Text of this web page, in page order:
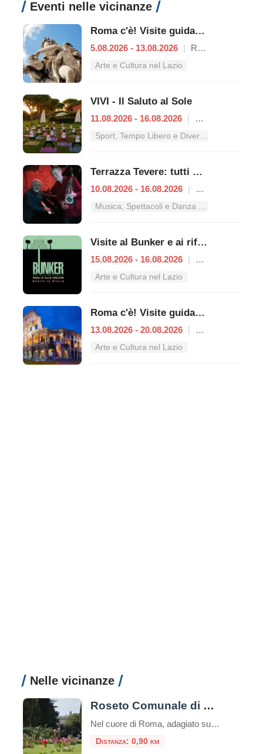
Eventi nelle vicinanze
Roma c'è! Visite guidate (anche per bambini) dal 5 al 13 agosto 2026
5.08.2026 - 13.08.2026 | Roma
Arte e Cultura nel Lazio
VIVI - Il Saluto al Sole
11.08.2026 - 16.08.2026 |
Terrazza Tevere: tutti gli appuntamenti dal 10 al 16 agosto
10.08.2026 - 16.08.2026 |
Visite al Bunker e ai rifugi antiaerei
15.08.2026 - 16.08.2026 |
Arte e Cultura nel Lazio
Roma c'è! Visite guidate (anche per bambini) dal 13 al 20 agosto 2026
13.08.2026 - 20.08.2026 |
Arte e Cultura nel Lazio
Nelle vicinanze
Roseto Comunale di Roma
Nel cuore di Roma, adagiato sulle dolci pendici del colle Aventino, si nasconde un gioiello di rara bellezza: il Roseto Comunale. Lontano dal trambusto del centro, questo incantevole giardino offre una vista mozzafiato che spazia dal Circo Massimo ai resti del Palatino, regalando un’esperienza sensoriale unica tra i profumi e i colori di oltre mille […]
Distanza: 0,90 km